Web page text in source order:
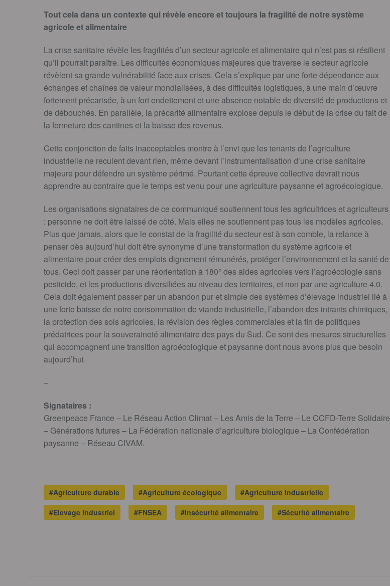
Tout cela dans un contexte qui révèle encore et toujours la fragilité de notre système
agricole et alimentaire
La crise sanitaire révèle les fragilités d’un secteur agricole et alimentaire qui n’est pas si résilient
qu’il pourrait paraître. Les difficultés économiques majeures que traverse le secteur agricole
révèlent sa grande vulnérabilité face aux crises. Cela s’explique par une forte dépendance aux
échanges et chaînes de valeur mondialisées, à des difficultés logistiques, à une main d’œuvre
fortement précarisée, à un fort endettement et une absence notable de diversité de productions et
de débouchés. En parallèle, la précarité alimentaire explose depuis le début de la crise du fait de
la fermeture des cantines et la baisse des revenus.
Cette conjonction de faits inacceptables montre à l’envi que les tenants de l’agriculture
industrielle ne reculent devant rien, même devant l’instrumentalisation d’une crise sanitaire
majeure pour défendre un système périmé. Pourtant cette épreuve collective devrait nous
apprendre au contraire que le temps est venu pour une agriculture paysanne et agroécologique.
Les organisations signataires de ce communiqué soutiennent tous les agricultrices et agriculteurs
: personne ne doit être laissé de côté. Mais elles ne soutiennent pas tous les modèles agricoles.
Plus que jamais, alors que le constat de la fragilité du secteur est à son comble, la relance à
penser dès aujourd’hui doit être synonyme d’une transformation du système agricole et
alimentaire pour créer des emplois dignement rémunérés, protéger l’environnement et la santé de
tous. Ceci doit passer par une réorientation à 180° des aides agricoles vers l’agroécologie sans
pesticide, et les productions diversifiées au niveau des territoires, et non par une agriculture 4.0.
Cela doit également passer par un abandon pur et simple des systèmes d’élevage industriel lié à
une forte baisse de notre consommation de viande industrielle, l’abandon des intrants chimiques,
la protection des sols agricoles, la révision des règles commerciales et la fin de politiques
prédatrices pour la souveraineté alimentaire des pays du Sud. Ce sont des mesures structurelles
qui accompagnent une transition agroécologique et paysanne dont nous avons plus que besoin
aujourd’hui.
–
Signataires :
Greenpeace France – Le Réseau Action Climat – Les Amis de la Terre – Le CCFD-Terre Solidaire
– Générations futures – La Fédération nationale d’agriculture biologique – La Confédération
paysanne – Réseau CIVAM.
#Agriculture durable #Agriculture écologique
#Agriculture industrielle
#Elevage industriel
#FNSEA #Insécurité alimentaire #Sécurité alimentaire